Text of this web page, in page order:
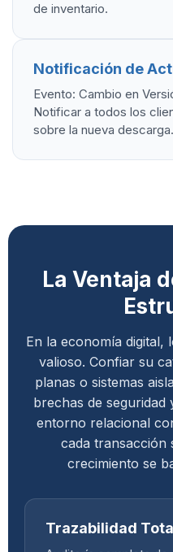
de inventario.
Notificación de
Evento: Cambio en
Notificar a todos los
sobre la nueva descarga.
La Ventaja
En la economía digital,
valioso. Confiar su
planas o sistemas
brechas de seguridad
entorno relacional
cada transacción
crecimiento se
Trazabilidad